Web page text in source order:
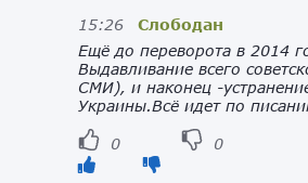
15:26 Слободан
Ещё до переворота в 2014
Выдавливание всего
СМИ), и наконец -
Украины.Всё идет по
0 0